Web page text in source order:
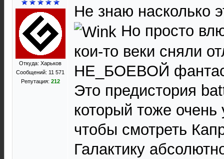
Откуда: Харьков
Сообщений: 11 571
Репутация: 212
Не знаю насколько
Но просто
кои-то веки сняли
НЕ_БОЕВОЙ
Это предистория
который тоже
чтобы смотреть
Галактику